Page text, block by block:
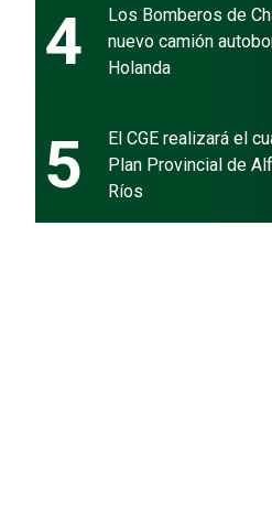
4
Los Bomberos de
nuevo camión
Holanda
5
El CGE realizará el
Plan Provincial de
Ríos